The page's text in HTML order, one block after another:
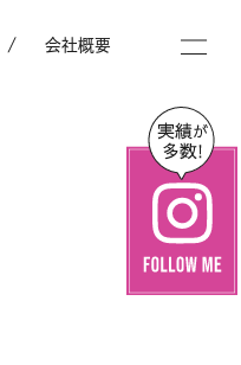
会社概要